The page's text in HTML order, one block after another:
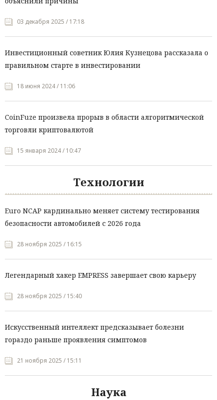
03 декабря 2025 / 17:18
Инвестиционный советник Юлия Кузнецова рассказала о
правильном старте в инвестировании
18 июня 2024 / 11:06
CoinFuze произвела прорыв в области алгоритмической
торговли криптовалютой
15 января 2024 / 10:47
Технологии
Euro NCAP кардинально меняет систему тестирования
безопасности автомобилей с 2026 года
28 ноября 2025 / 16:15
Легендарный хакер EMPRESS завершает свою карьеру
28 ноября 2025 / 15:40
Искусственный интеллект предсказывает болезни
гораздо раньше проявления симптомов
21 ноября 2025 / 15:11
Наука